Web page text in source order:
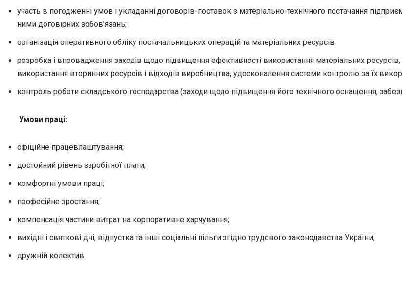
участь в погодженні умов і укладанні договорів-поставок з матеріально-технічного постачання
ними договірних зобов’язань;
організація оперативного обліку постачальницьких операцій та матеріальних ресурсів;
розробка і впровадження заходів щодо підвищення ефективності використання матеріальних
використання вторинних ресурсів і відходів виробництва, удосконалення системи контролю за їх
контроль роботи складського господарства (заходи щодо підвищення його технічного оснащення,
Умови праці:
офіційне працевлаштування;
достойний рівень заробітної плати;
комфортні умови праці;
професійне зростання;
компенсація частини витрат на корпоративне харчування;
вихідні і святкові дні, відпустка та інші соціальні пільги згідно трудового законодавства України;
дружній колектив.